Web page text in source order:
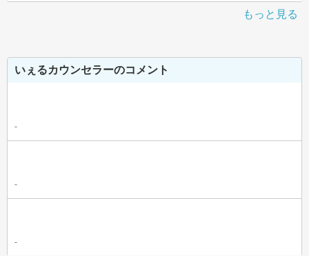
もっと見る
いぇるカウンセラーのコメント
-
-
-